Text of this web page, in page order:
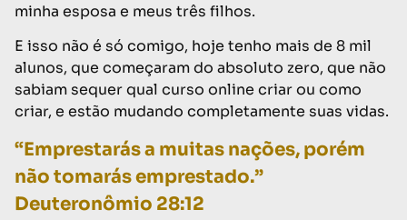
minha esposa e meus três filhos.
E isso não é só comigo, hoje tenho mais de 8 mil
alunos, que começaram do absoluto zero, que não
sabiam sequer qual curso online criar ou como
criar, e estão mudando completamente suas vidas.
“Emprestarás a muitas nações, porém
não tomarás emprestado.”
Deuteronômio 28:12